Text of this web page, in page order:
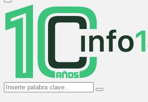
Primary
Menu
Search
for:
Search